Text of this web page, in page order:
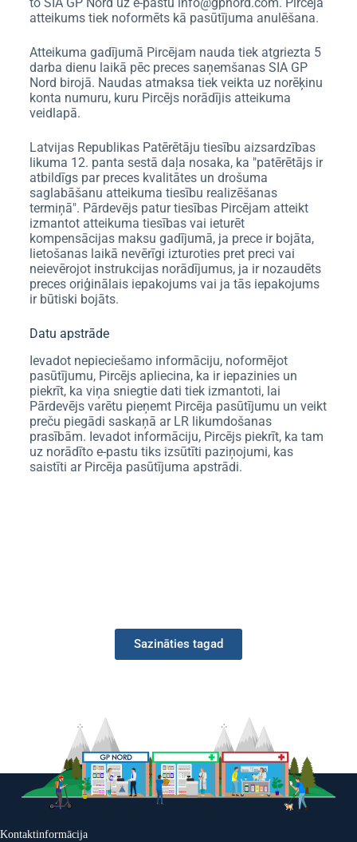
to SIA GP Nord uz e-pastu info@gpnord.com. Pircēja
atteikums tiek noformēts kā pasūtījuma anulēšana.
Atteikuma gadījumā Pircējam nauda tiek atgriezta 5
darba dienu laikā pēc preces saņemšanas SIA GP
Nord birojā. Naudas atmaksa tiek veikta uz norēķinu
konta numuru, kuru Pircējs norādījis atteikuma
veidlapā.
Latvijas Republikas Patērētāju tiesību aizsardzības
likuma 12. panta sestā daļa nosaka, ka "patērētājs ir
atbildīgs par preces kvalitātes un drošuma
saglabāšanu atteikuma tiesību realizēšanas
termiņā". Pārdevējs patur tiesības Pircējam atteikt
izmantot atteikuma tiesības vai ieturēt
kompensācijas maksu gadījumā, ja prece ir bojāta,
lietošanas laikā nevērīgi izturoties pret preci vai
neievērojot instrukcijas norādījumus, ja ir nozaudēts
preces oriģinālais iepakojums vai ja tās iepakojums
ir būtiski bojāts.
Datu apstrāde
Ievadot nepieciešamo informāciju, noformējot
pasūtījumu, Pircējs apliecina, ka ir iepazinies un
piekrīt, ka viņa sniegtie dati tiek izmantoti, lai
Pārdevējs varētu pieņemt Pircēja pasūtījumu un veikt
preču piegādi saskaņā ar LR likumdošanas
prasībām. Ievadot informāciju, Pircējs piekrīt, ka tam
uz norādīto e-pastu tiks izsūtīti paziņojumi, kas
saistīti ar Pircēja pasūtījuma apstrādi.
Sazināties tagad
Kontaktinformācija